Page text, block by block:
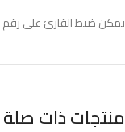
يمكن ضبط القارئ على رقم
منتجات ذات صلة